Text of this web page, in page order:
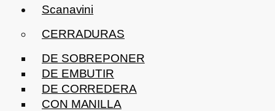
Scanavini
CERRADURAS
DE SOBREPONER
DE EMBUTIR
DE CORREDERA
CON MANILLA